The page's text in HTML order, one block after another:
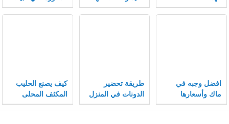
وسريعة لفطور
افضل وجبه في
ماك وأسعارها
طريقة تحضير
الدونات في المنزل
مثل المحلات
كيف يصنع الحليب
المكثف المحلى
وفيما يستخدم